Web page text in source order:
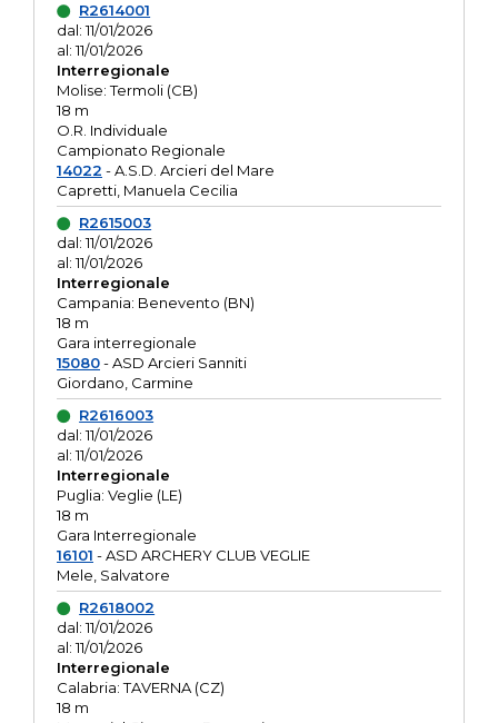
R2614001
dal: 11/01/2026
al: 11/01/2026
Interregionale
Molise: Termoli (CB)
18 m
O.R. Individuale
Campionato Regionale
14022 - A.S.D. Arcieri del Mare
Capretti, Manuela Cecilia
R2615003
dal: 11/01/2026
al: 11/01/2026
Interregionale
Campania: Benevento (BN)
18 m
Gara interregionale
15080- ASD Arcieri Sanniti
Giordano, Carmine
R2616003
dal: 11/01/2026
al: 11/01/2026
Interregionale
Puglia: Veglie (LE)
18 m
Gara Interregionale
16101 - ASD ARCHERY CLUB VEGLIE
Mele, Salvatore
R2618002
dal: 11/01/2026
al: 11/01/2026
Interregionale
Calabria: TAVERNA (CZ)
18 m